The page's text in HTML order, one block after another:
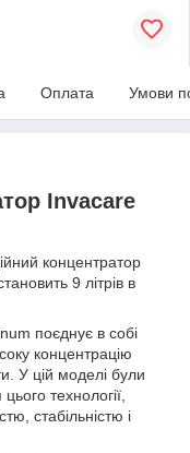
Оплата Умови
Invacare
концентратор
9 літрів в
поєднує в собі
концентрацію
У цій моделі були
технології,
стабільністю і